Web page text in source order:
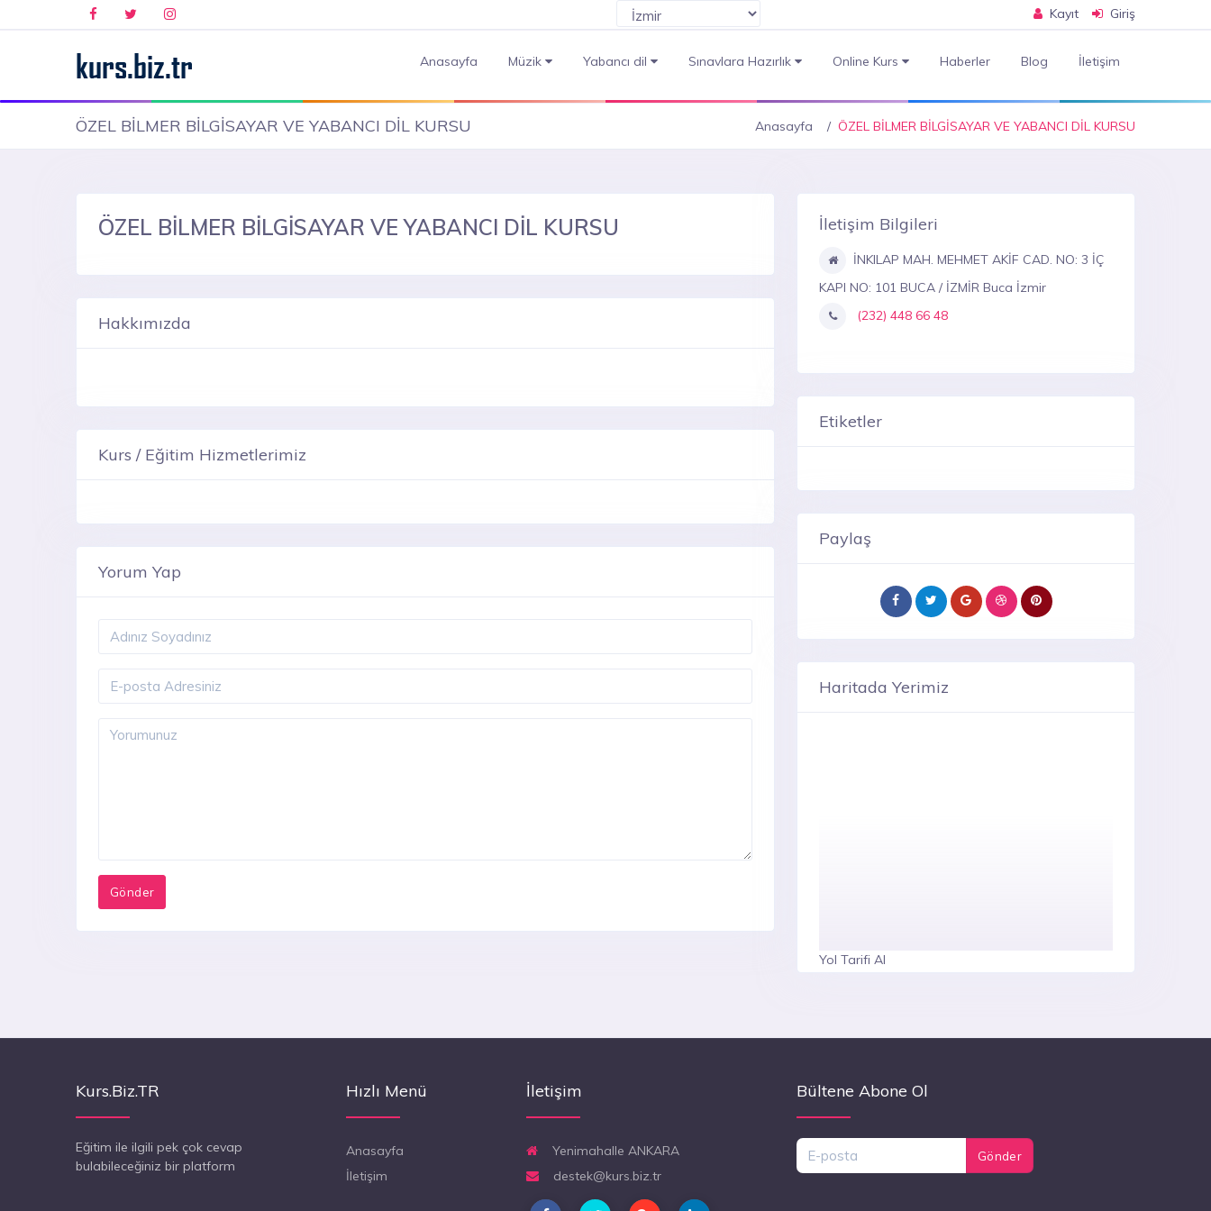
Kayıt Giriş
Anasayfa Müzik Yabancı dil Sınavlara Hazırlık Online Kurs Haberler Blog İletişim
ÖZEL BİLMER BİLGİSAYAR VE YABANCI DİL KURSU Anasayfa ÖZEL BİLMER BİLGİSAYAR VE YABANCI DİL KURSU
ÖZEL BİLMER BİLGİSAYAR VE YABANCI DİL KURSU
Hakkımızda
Kurs / Eğitim Hizmetlerimiz
Yorum Yap
İletişim Bilgileri
İNKILAP MAH. MEHMET AKİF CAD. NO: 3 İÇ
KAPI NO: 101 BUCA / İZMİR Buca İzmir
(232) 448 66 48
Etiketler
Paylaş
Haritada Yerimiz
Yol Tarifi Al
Kurs.Biz.TR
Eğitim ile ilgili pek çok cevap
bulabileceğiniz bir platform
Hızlı Menü
Anasayfa
İletişim
İletişim
Yenimahalle ANKARA
destek@kurs.biz.tr
Bültene Abone Ol
Gönder